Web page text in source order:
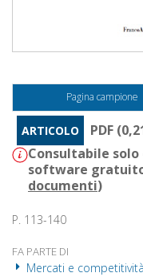
Pagina campione
ARTICOLO
PDF
Consultabile solo
software
documenti)
P. 113-140
FA PARTE DI
Mercati e